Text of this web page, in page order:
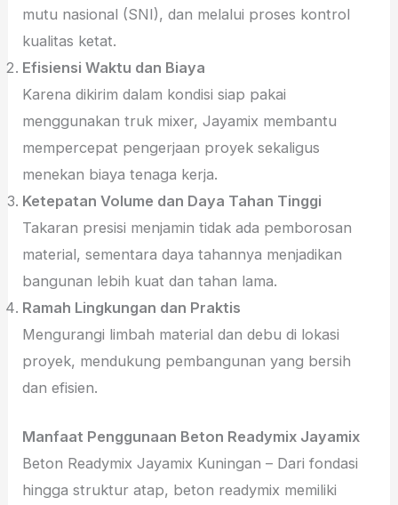
mutu nasional (SNI), dan melalui proses kontrol
kualitas ketat.
Efisiensi Waktu dan Biaya
Karena dikirim dalam kondisi siap pakai
menggunakan truk mixer, Jayamix membantu
mempercepat pengerjaan proyek sekaligus
menekan biaya tenaga kerja.
Ketepatan Volume dan Daya Tahan Tinggi
Takaran presisi menjamin tidak ada pemborosan
material, sementara daya tahannya menjadikan
bangunan lebih kuat dan tahan lama.
Ramah Lingkungan dan Praktis
Mengurangi limbah material dan debu di lokasi
proyek, mendukung pembangunan yang bersih
dan efisien.
Manfaat Penggunaan Beton Readymix Jayamix
Beton Readymix Jayamix Kuningan – Dari fondasi
hingga struktur atap, beton readymix memiliki